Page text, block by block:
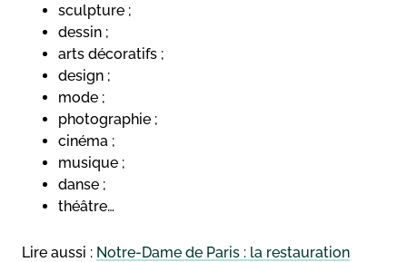
sculpture ;
dessin ;
arts décoratifs ;
design ;
mode ;
photographie ;
cinéma ;
musique ;
danse ;
théâtre…
Lire aussi : Notre-Dame de Paris : la restauration